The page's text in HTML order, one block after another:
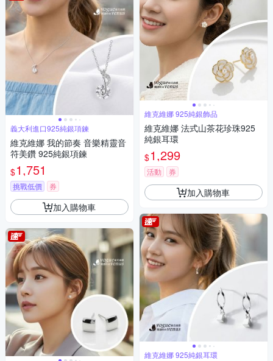
義大利進口925純銀項鍊
維克維娜 我的節奏 音樂精靈音
符美鑽 925純銀項鍊
$1,751
挑戰低價 券
加入購物車
維克維娜 925純銀飾品
維克維娜 法式山茶花珍珠925
純銀耳環
$1,299
活動 券
加入購物車
維克維娜 925純銀耳環